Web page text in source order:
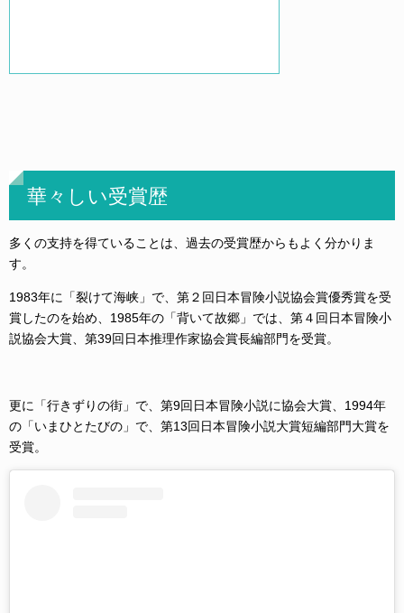
華々しい受賞歴
多くの支持を得ていることは、過去の受賞歴からもよく分かりま
す。
1983年に「裂けて海峡」で、第２回日本冒険小説協会賞優秀賞を受
賞したのを始め、1985年の「背いて故郷」では、第４回日本冒険小
説協会大賞、第39回日本推理作家協会賞長編部門を受賞。
更に「行きずりの街」で、第9回日本冒険小説に協会大賞、1994年
の「いまひとたびの」で、第13回日本冒険小説大賞短編部門大賞を
受賞。